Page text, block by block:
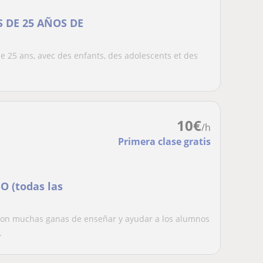
DE 25 AÑOS DE
ans, avec des enfants, des adolescents et des
10€/h
Primera clase gratis
(todas las
muchas ganas de enseñar y ayudar a los alumnos